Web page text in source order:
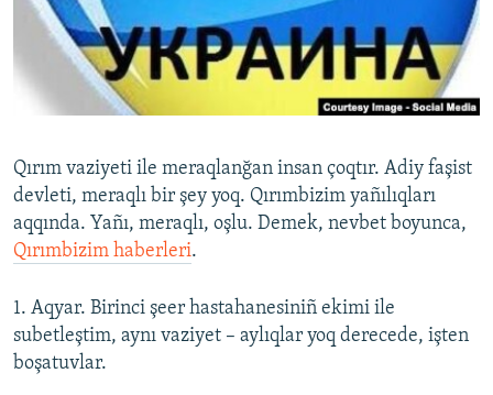
Русский
Українською
RFE/RS bütün saytları
Qırım vaziyeti ile meraqlanğan insan çoqtır. Adiy faşist
devleti, meraqlı bir şey yoq. Qırımbizim yañılıqları
aqqında. Yañı, meraqlı, oşlu. Demek, nevbet boyunca,
Qırımbizim haberleri.
1. Aqyar. Birinci şeer hastahanesiniñ ekimi ile
subetleştim, aynı vaziyet – aylıqlar yoq derecede, işten
boşatuvlar.